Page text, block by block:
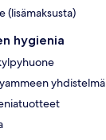
(lisämaksusta)
hygienia
yhdistelmä